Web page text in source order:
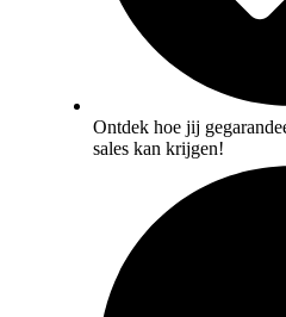
Ontdek hoe jij
sales kan krijgen!